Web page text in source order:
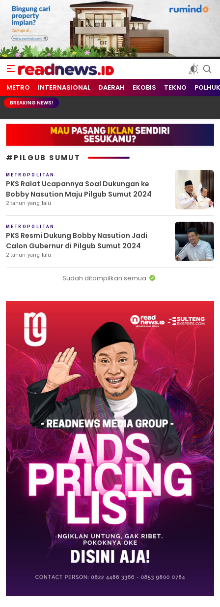
readnews.id
Berita Terkini, Update Terbaru Hari ini dari Indonesia dan Dunia
METRO INTERNASIONAL DAERAH EKOBIS TEKNO
BREAKING NEWS!
#PILGUB SUMUT
METROPOLITAN
PKS Ralat Ucapannya Soal Dukungan ke
Bobby Nasution Maju Pilgub Sumut 2024
2 tahun yang lalu
METROPOLITAN
PKS Resmi Dukung Bobby Nasution Jadi
Calon Gubernur di Pilgub Sumut 2024
2 tahun yang lalu
Sudah ditampilkan semua